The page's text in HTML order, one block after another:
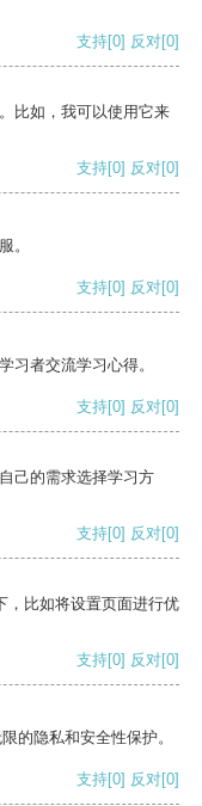
支持[0] 反对[0]
比如，我可以使用它来
支持[0] 反对[0]
。
支持[0] 反对[0]
习者交流学习心得。
支持[0] 反对[0]
己的需求选择学习方
支持[0] 反对[0]
，比如将设置页面进行优
支持[0] 反对[0]
的隐私和安全性保护。
支持[0] 反对[0]